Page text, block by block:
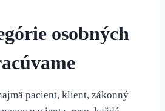
osobných
pacient, klient, zákonný